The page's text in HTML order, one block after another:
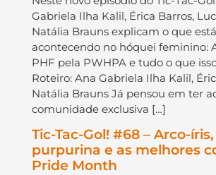
Gabriela Ilha Kalil, Érica Barros,
Natália Brauns explicam o que está
acontecendo no hóquei feminino:
PHF pela PWHPA e tudo o que
Roteiro: Ana Gabriela Ilha Kalil,
Natália Brauns Já pensou em ter
comunidade exclusiva […]
Tic-Tac-Gol! #68 – Arco-íris,
purpurina e as melhores
Pride Month